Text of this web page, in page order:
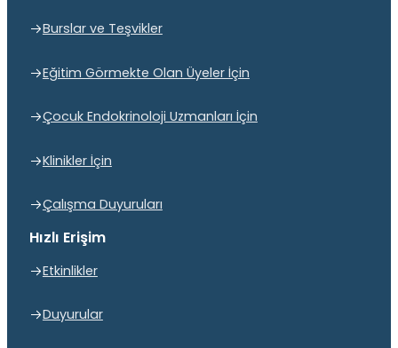
Burslar ve Teşvikler
Eğitim Görmekte Olan Üyeler İçin
Çocuk Endokrinoloji Uzmanları İçin
Klinikler İçin
Çalışma Duyuruları
Hızlı Erişim
Etkinlikler
Duyurular